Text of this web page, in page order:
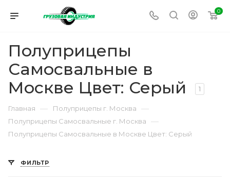
0
Полуприцепы
Самосвальные в
Москве Цвет: Серый
1
Главная — Полуприцепы г. Москва —
Полуприцепы Самосвальные г. Москва —
Полуприцепы Самосвальные в Москве Цвет: Серый
ФИЛЬТР